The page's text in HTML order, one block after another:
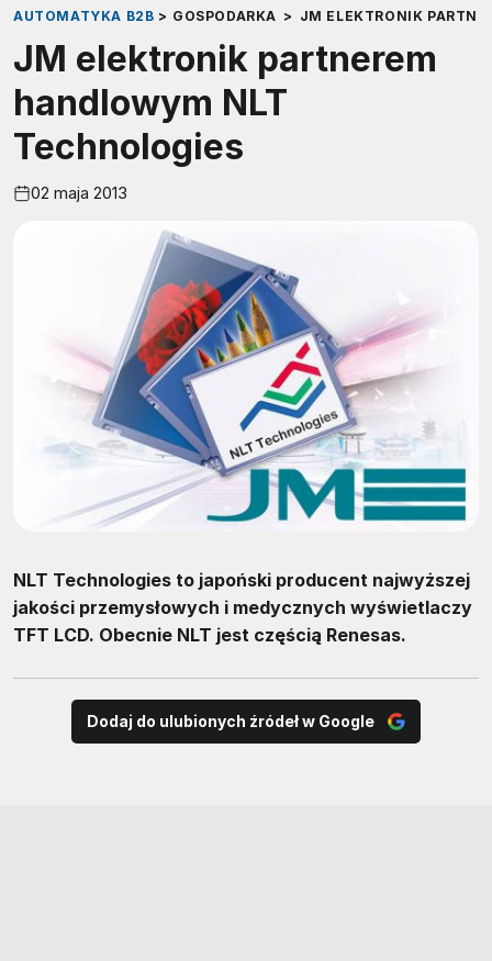
AUTOMATYKA B2B > GOSPODARKA > JM ELEKTRONIK
JM elektronik partnerem
handlowym NLT
Technologies
02 maja 2013
NLT Technologies to japoński producent najwyższej
jakości przemysłowych i medycznych wyświetlaczy
TFT LCD. Obecnie NLT jest częścią Renesas.
Dodaj do ulubionych źródeł w Google